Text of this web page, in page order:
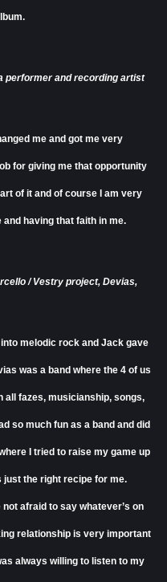
performer and recording artist
me and got me very
for giving me that opportunity
of it and of course I am very
having that faith in me.
/ Vestry project, Devias,
melodic rock and Jack gave
was a band where the 4 of us
all fazes, musicianship, songs,
so much fun as a band and did
I tried to raise my game up
just the right recipe for me.
afraid to say whatever’s on
relationship is very important
always willing to listen to my